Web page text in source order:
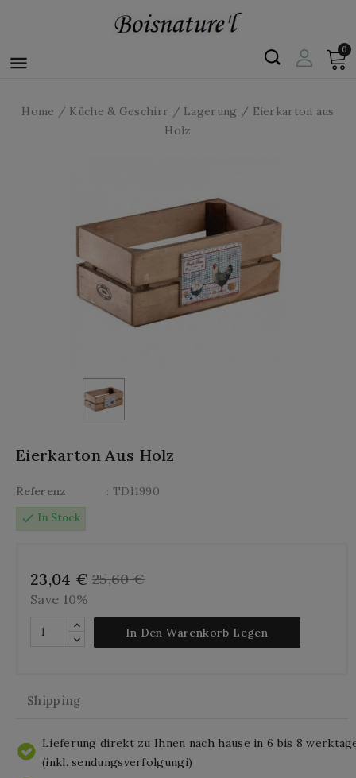

0
Home Küche & Geschirr Lagerung
Eierkarton aus
Holz
Eierkarton Aus Holz
Referenz
: TDI1990
check In Stock
23,04 € 25,60 €
Save 10%
In Den Warenkorb Legen
Shipping
Lieferung direkt zu Ihnen nach hause in 6 bis 8
(inkl. sendungsverfolgungi)